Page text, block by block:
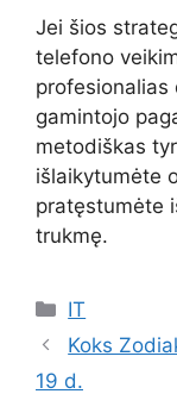
Jei šios
telefono
profesionalias
gamintojo
metodiškas
išlaikytumėte
pratęstumėte
trukmę.
Kategorijos
IT
Koks
19 d.